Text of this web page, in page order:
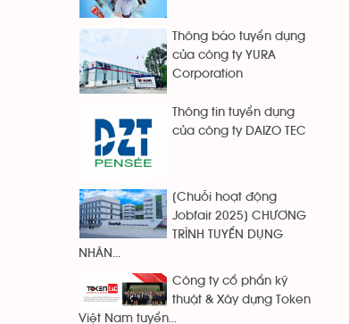
Thông báo tuyển dụng
của công ty YURA
Corporation
Thông tin tuyển dụng
của công ty DAIZO TEC
[Chuỗi hoạt động
Jobfair 2025] CHƯƠNG
TRÌNH TUYỂN DỤNG
NHÂN...
Công ty cổ phẩn kỹ
thuật & Xây dựng Token
Việt Nam tuyển...